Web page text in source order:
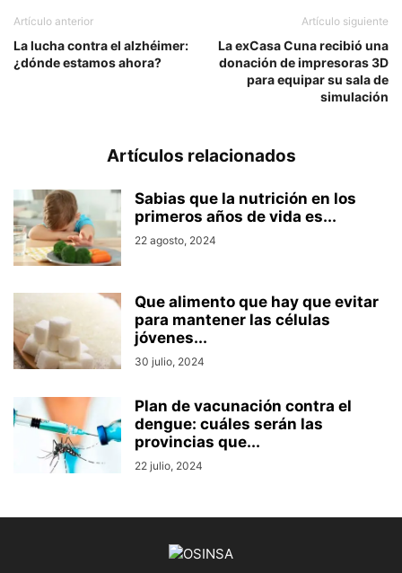
Artículo anterior
La lucha contra el alzhéimer:
¿dónde estamos ahora?
Artículo siguiente
La exCasa Cuna recibió una
donación de impresoras 3D
para equipar su sala de
simulación
Artículos relacionados
Sabias que la nutrición en los
primeros años de vida es...
22 agosto, 2024
Que alimento que hay que evitar
para mantener las células
jóvenes...
30 julio, 2024
Plan de vacunación contra el
dengue: cuáles serán las
provincias que...
22 julio, 2024